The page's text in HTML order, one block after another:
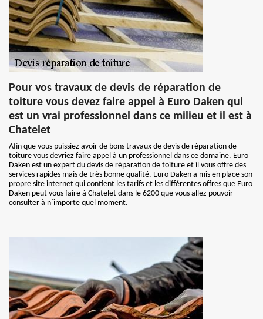
Pour vos travaux de devis de réparation de
toiture vous devez faire appel à Euro Daken qui
est un vrai professionnel dans ce milieu et il est à
Chatelet
Afin que vous puissiez avoir de bons travaux de devis de réparation de
toiture vous devriez faire appel à un professionnel dans ce domaine. Euro
Daken est un expert du devis de réparation de toiture et il vous offre des
services rapides mais de très bonne qualité. Euro Daken a mis en place son
propre site internet qui contient les tarifs et les différentes offres que Euro
Daken peut vous faire à Chatelet dans le 6200 que vous allez pouvoir
consulter à n`importe quel moment.